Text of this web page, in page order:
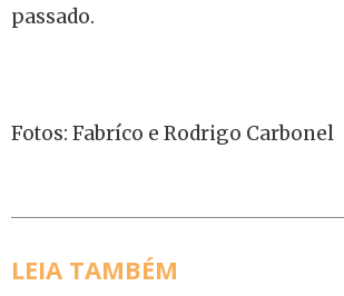
passado.
Fotos: Fabríco e Rodrigo Carbonel
LEIA TAMBÉM